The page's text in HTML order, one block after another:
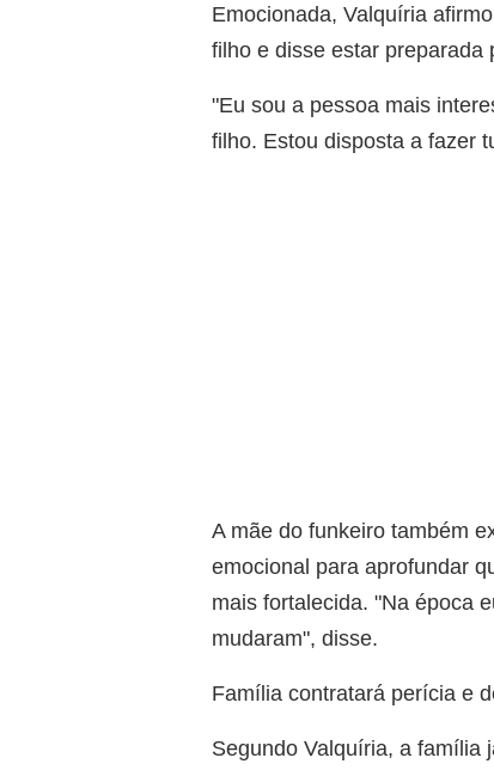
Emocionada, Valquíria
filho e disse estar preparada
"Eu sou a pessoa mais
filho. Estou disposta a fazer
A mãe do funkeiro também
emocional para aprofundar
mais fortalecida. "Na época
mudaram", disse.
Família contratará perícia e
Segundo Valquíria, a família